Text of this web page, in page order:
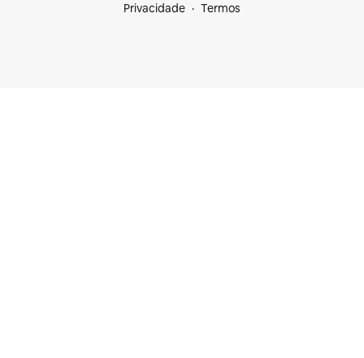
Privacidade
Termos